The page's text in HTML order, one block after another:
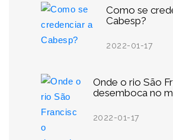
Como se
Cabesp?
2022-01-17
Onde o rio São
desemboca no
2022-01-17